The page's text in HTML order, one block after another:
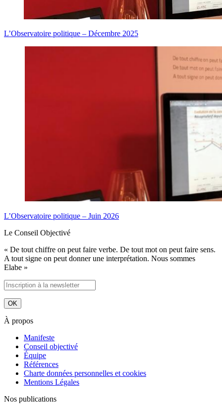
L’Observatoire politique – Décembre 2025
L’Observatoire politique – Juin 2026
Le Conseil Objectivé
« De tout chiffre on peut faire verbe. De tout mot on peut faire sens.
A tout signe on peut donner une interprétation. Nous sommes
Elabe »
À propos
Manifeste
Conseil objectivé
Équipe
Références
Charte données personnelles et cookies
Mentions Légales
Nos publications